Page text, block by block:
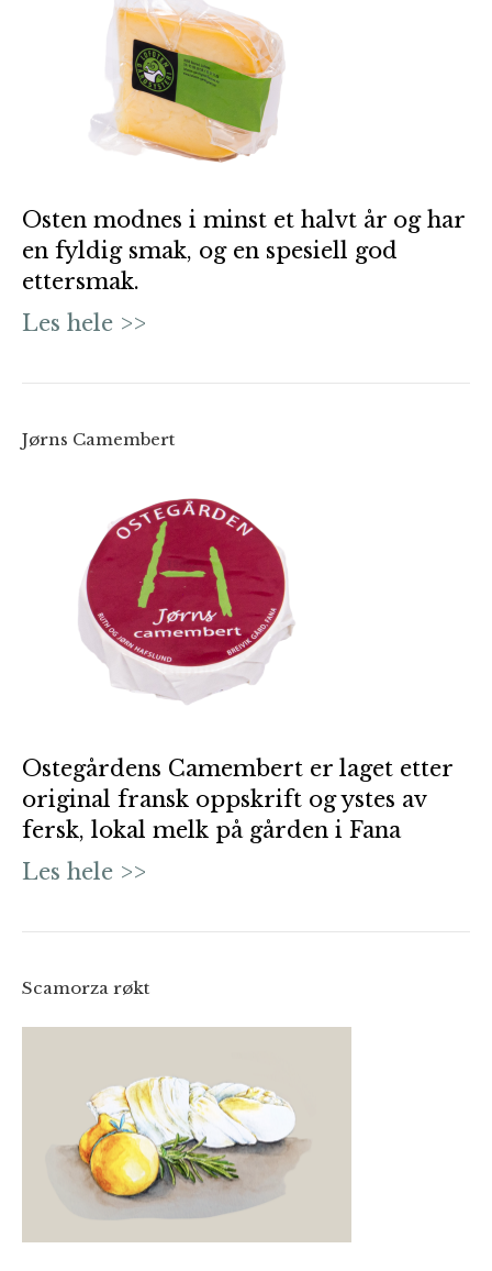
Osten modnes i minst et halvt år og har
en fyldig smak, og en spesiell god
ettersmak.
Les hele >>
Jørns Camembert
Ostegårdens Camembert er laget etter
original fransk oppskrift og ystes av
fersk, lokal melk på gården i Fana
Les hele >>
Scamorza røkt